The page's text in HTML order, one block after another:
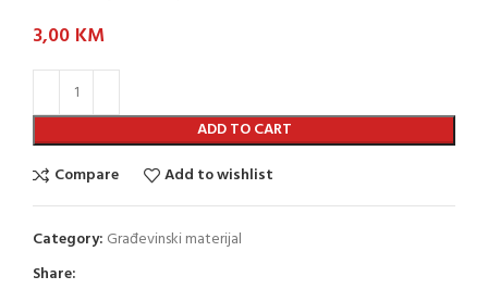
3,00 KM
ADD TO CART
Compare
Add to wishlist
Category: Građevinski materijal
Share: